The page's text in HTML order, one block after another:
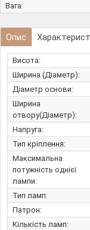
Вага:
Опис
Висота:
Ширина (Діаметр):
Діаметр основи:
Ширина
отвору(Діаметр):
Напруга:
Тип кріплення:
Максимальна
потужність однієї
лампи:
Тип ламп:
Патрон:
Кількість ламп: